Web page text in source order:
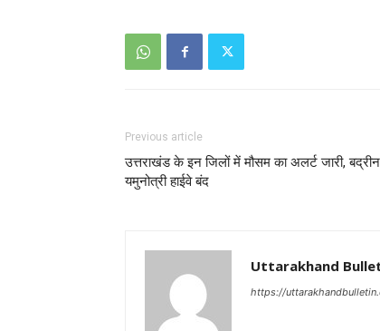
Previous article
उत्तराखंड के इन जिलों में मौसम का अलर्ट जारी,
यमुनोत्री हाईवे बंद
Uttarakhand
https://